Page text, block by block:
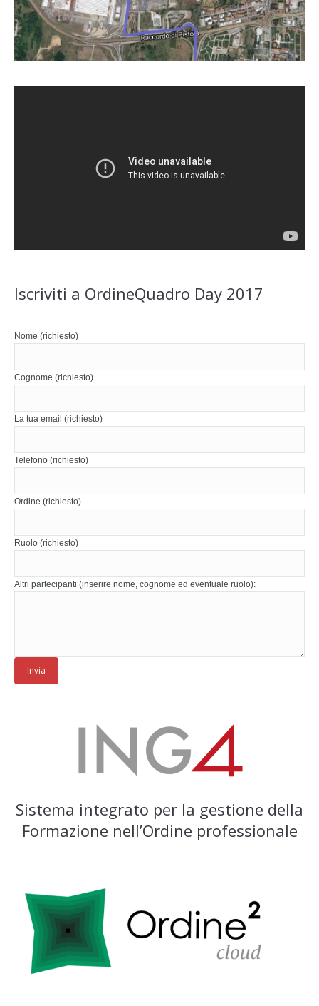
Iscriviti a OrdineQuadro Day 2017
Nome (richiesto)
Cognome (richiesto)
La tua email (richiesto)
Telefono (richiesto)
Ordine (richiesto)
Ruolo (richiesto)
Altri partecipanti (inserire nome, cognome ed eventuale ruolo):
Sistema integrato per la gestione della
Formazione nell’Ordine professionale